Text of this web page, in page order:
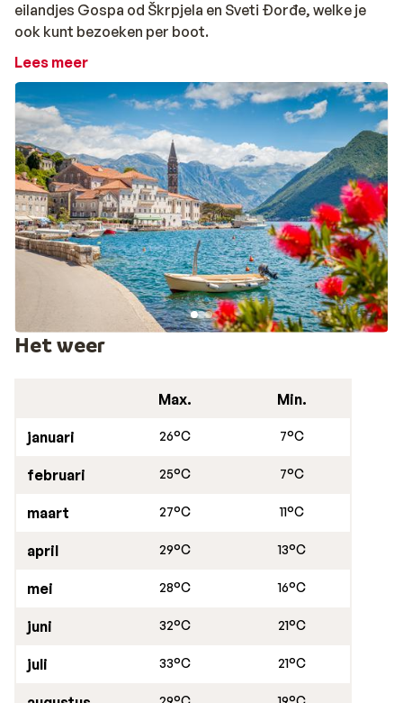
eilandjes Gospa od Škrpjela en Sveti Đorđe, welke je
ook kunt bezoeken per boot.
Lees meer
Het weer
Max. Min.
januari 26°C 7°C
februari 25°C 7°C
maart 27°C 11°C
april 29°C 13°C
mei 28°C 16°C
juni 32°C 21°C
juli 33°C 21°C